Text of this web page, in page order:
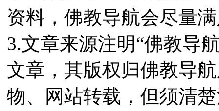
资料，佛教导航会尽量
3.文章来源注明“佛教导
文章，其版权归佛教导
物、网站转载，但须清